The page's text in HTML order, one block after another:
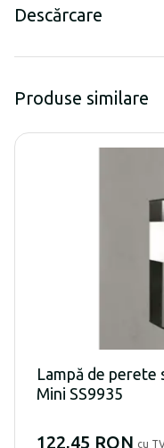
Descărcare
Produse similare
Lampă de perete
Mini SS9935
122,45 RON cu